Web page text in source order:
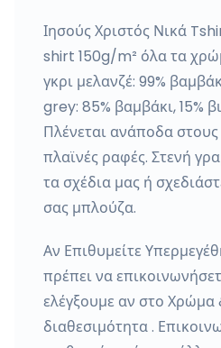
Ιησούς Χριστός Νικά
shirt 150g/m² όλα τα
γκρι μελανζέ: 99%
grey: 85% βαμβάκι, 15%
Πλένεται ανάποδα
πλαϊνές ραφές. Στενή
τα σχέδια μας ή
σας μπλούζα.
Αν Επιθυμείτε
πρέπει να
ελέγξουμε αν στο
διαθεσιμότητα .